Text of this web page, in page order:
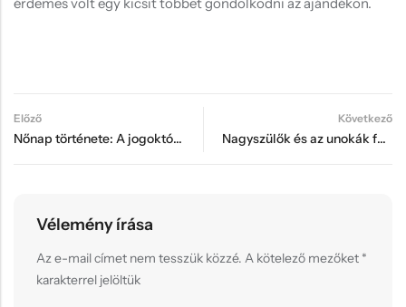
érdemes volt egy kicsit többet gondolkodni az ajándékon.
Előző
Nőnap története: A jogoktól a virágokig – és mit üzenünk a nőknek ma?
Következő
Nagyszülők és az unokák fotói: Hogyan tegyük a képet maradandóvá?
Vélemény írása
Az e-mail címet nem tesszük közzé. A kötelező mezőket *
karakterrel jelöltük